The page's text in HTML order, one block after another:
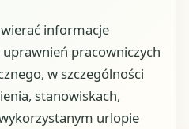
informacje
pracowniczych
w szczególności
stanowiskach,
urlopie